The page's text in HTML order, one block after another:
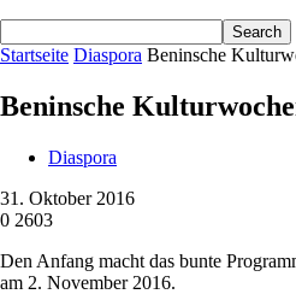
Startseite Diaspora Beninsche
Beninsche
Diaspora
31. Oktober 2016
0 2603
Den Anfang macht das bunte
am 2. November 2016.